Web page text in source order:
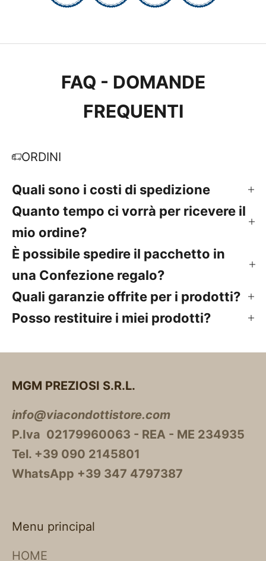
FAQ - DOMANDE
FREQUENTI
ORDINI
Quali sono i costi di spedizione
Quanto tempo ci vorrà per ricevere il
mio ordine?
È possibile spedire il pacchetto in
una Confezione regalo?
Quali garanzie offrite per i prodotti?
Posso restituire i miei prodotti?
MGM PREZIOSI S.R.L.
info@viacondottistore.com
P.Iva 02179960063 - REA - ME 234935
Tel. +39 090 2145801
WhatsApp +39 347 4797387
Menu principal
HOME